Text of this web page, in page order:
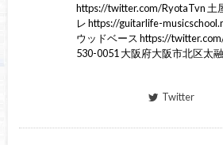
https://twitter.com/RyotaTvn
レ https://guitarlife-
ウッドベース https://
530-0051 大阪府大阪市北区太
Twitter